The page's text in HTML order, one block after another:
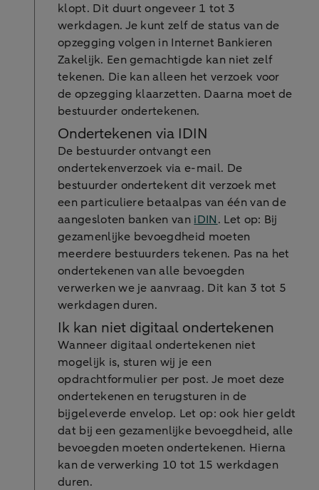
klopt. Dit duurt ongeveer 1 tot 3
werkdagen. Je kunt zelf de status van de
opzegging volgen in Internet Bankieren
Zakelijk. Een gemachtigde kan niet zelf
tekenen. Die kan alleen het verzoek voor
de opzegging klaarzetten. Daarna moet de
bestuurder ondertekenen.
Ondertekenen via IDIN
De bestuurder ontvangt een
ondertekenverzoek via e-mail. De
bestuurder ondertekent dit verzoek met
een particuliere betaalpas van één van de
aangesloten banken van iDIN. Let op: Bij
gezamenlijke bevoegdheid moeten
meerdere bestuurders tekenen. Pas na het
ondertekenen van alle bevoegden
verwerken we je aanvraag. Dit kan 3 tot 5
werkdagen duren.
Ik kan niet digitaal ondertekenen
Wanneer digitaal ondertekenen niet
mogelijk is, sturen wij je een
opdrachtformulier per post. Je moet deze
ondertekenen en terugsturen in de
bijgeleverde envelop. Let op: ook hier geldt
dat bij een gezamenlijke bevoegdheid, alle
bevoegden moeten ondertekenen. Hierna
kan de verwerking 10 tot 15 werkdagen
duren.